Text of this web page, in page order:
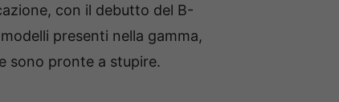
con il debutto del B-
presenti nella gamma,
sono pronte a stupire.